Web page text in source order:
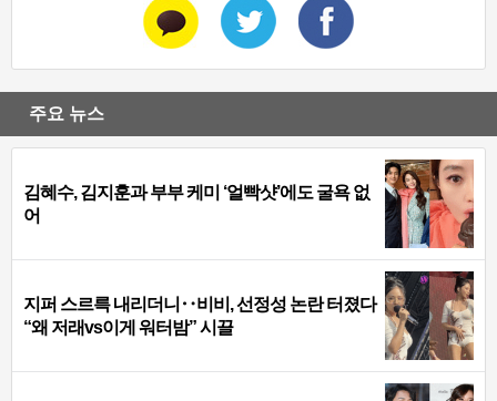
주요 뉴스
김혜수, 김지훈과 부부 케미 ‘얼빡샷’에도 굴욕 없
어
지퍼 스르륵 내리더니‥비비, 선정성 논란 터졌다
“왜 저래vs이게 워터밤” 시끌